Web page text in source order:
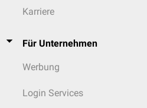
Karriere
Für Unternehmen
Werbung
Login Services